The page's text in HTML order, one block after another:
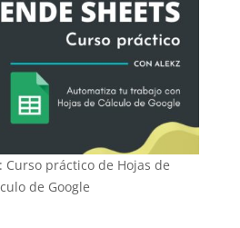
Curso práctico de Hojas de
de Google